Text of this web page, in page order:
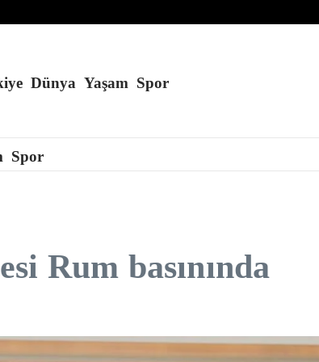
Dünya Yaşam Spor
Spor
Rum basınında